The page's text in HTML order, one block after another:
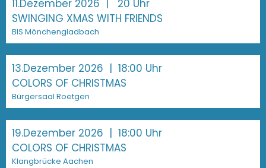
11.Dezember 2026 | 20 Uhr
SWINGING XMAS WITH FRIENDS
BIS Mönchengladbach
13.Dezember 2026 | 18:00 Uhr
COLORS OF CHRISTMAS
Bürgersaal Roetgen
19.Dezember 2026 | 18:00 Uhr
COLORS OF CHRISTMAS
Klangbrücke Aachen